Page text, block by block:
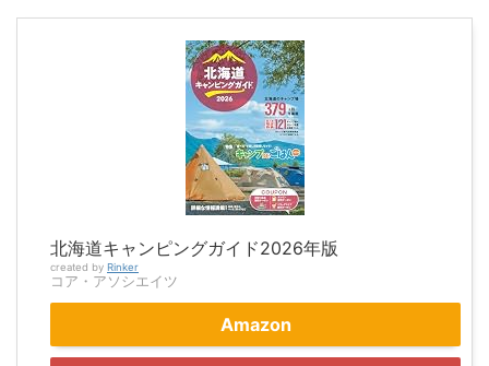
北海道キャンピングガイド2026年版
created by Rinker
コア・アソシエイツ
Amazon